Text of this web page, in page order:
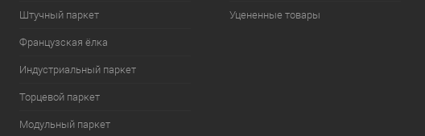
Штучный паркет
Французская ёлка
Индустриальный паркет
Торцевой паркет
Модульный паркет
Уцененные товары